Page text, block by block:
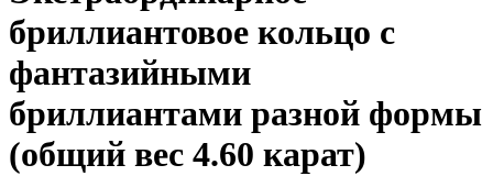
бриллиантовое кольцо с
фантазийными
бриллиантами разной формы
(общий вес 4.60 карат)